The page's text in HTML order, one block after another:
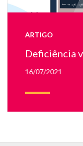
ARTIGO
Deficiência
16/07/2021